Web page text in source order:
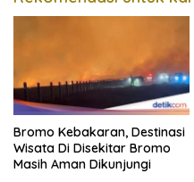
Bromo Kebakaran, Destinasi
Wisata Di Disekitar Bromo
Masih Aman Dikunjungi